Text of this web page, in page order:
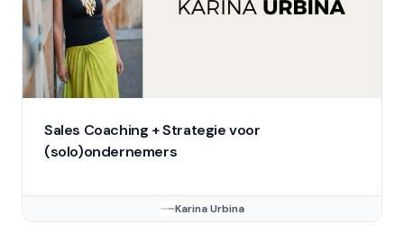
Sales Coaching + Strategie voor
(solo)ondernemers
Karina Urbina